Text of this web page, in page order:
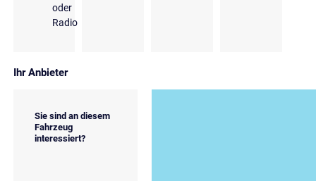
oder
Radio
Ihr Anbieter
Sie sind an diesem
Fahrzeug
interessiert?